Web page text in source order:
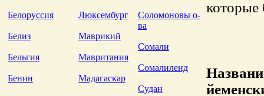
Белоруссия
Белиз
Бельгия
Бенин
Люксембург
Маврикий
Мавритания
Мадагаскар
Соломоновы о-
ва
Сомали
Сомалиленд
Судан
которые